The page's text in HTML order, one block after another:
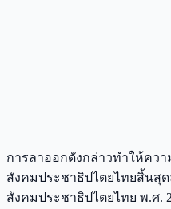
การลาออกดังกล่าวทำให้คว
สังคมประชาธิปไตยไทยสิ้นสุ
สังคมประชาธิปไตยไทย พ.ศ.